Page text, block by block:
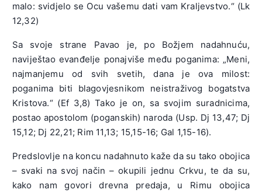
malo: svidjelo se Ocu vašemu dati vam Kraljevstvo.“ (Lk
12,32)
Sa svoje strane Pavao je, po Božjem nadahnuću,
naviještao evanđelje ponajviše među poganima: „Meni,
najmanjemu od svih svetih, dana je ova milost:
poganima biti blagovjesnikom neistraživog bogatstva
Kristova.“ (Ef 3,8) Tako je on, sa svojim suradnicima,
postao apostolom (poganskih) naroda (Usp. Dj 13,47; Dj
15,12; Dj 22,21; Rim 11,13; 15,15-16; Gal 1,15-16).
Predslovlje na koncu nadahnuto kaže da su tako obojica
– svaki na svoj način – okupili jednu Crkvu, te da su,
kako nam govori drevna predaja, u Rimu obojica